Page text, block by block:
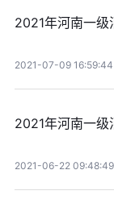
2021年河南一级
2021-07-09 16:59:44
2021年河南一级
2021-06-22 09:48:49